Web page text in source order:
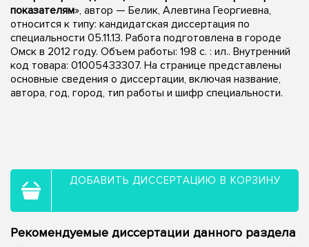
показателям», автор — Белик, Алевтина Георгиевна,
относится к типу: кандидатская диссертация по
специальности 05.11.13. Работа подготовлена в городе
Омск в 2012 году. Объем работы: 198 с. : ил.. Внутренний
код товара: 01005433307. На странице представлены
основные сведения о диссертации, включая название,
автора, год, город, тип работы и шифр специальности.
ДОБАВИТЬ ДИССЕРТАЦИЮ В КОРЗИНУ
Рекомендуемые диссертации данного раздела